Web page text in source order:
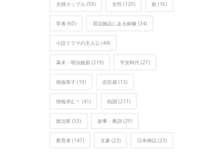
夫婦カップル (59) 女性 (120) 姫 (16)
学者 (60) 宿泊施設にある銅像 (34)
小説ドラマの主人公 (44)
幕末・明治維新 (219) 平安時代 (27)
御伽草子 (19) 忠臣蔵 (13)
情報求む！ (41) 戦国 (211)
政治家 (53) 故事・教訓 (29)
教育者 (147) 文豪 (23) 日本神話 (23)